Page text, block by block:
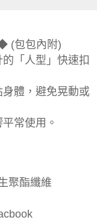
(包包內附)
「人型」快速扣
體，避免晃動或
常使用。
聚酯纖維